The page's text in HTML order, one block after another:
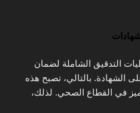
التدقيق الشاملة لضمان
الشهادة. بالتالي، تصبح هذه
في القطاع الصحي. لذلك،